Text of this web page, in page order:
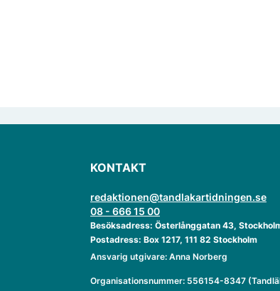
KONTAKT
redaktionen@tandlakartidningen.se
08 - 666 15 00
Besöksadress: Österlånggatan 43,
Postadress: Box 1217, 111 82 Stockholm
Ansvarig utgivare: Anna Norberg
Organisationsnummer: 556154-8347